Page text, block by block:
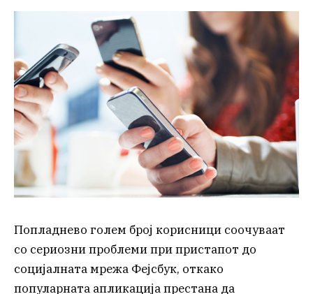
Попладнево голем број корисници соочуваат
со сериозни проблеми при пристапот до
социјалната мрежа Фејсбук, откако
популарната апликација престана да